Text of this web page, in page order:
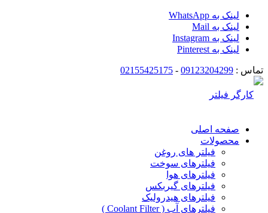
لینک به WhatsApp
لینک به Mail
لینک به Instagram
لینک به Pinterest
تماس : 09123204299
-
02155425175
صفحه اصلی
محصولات
فیلتر های روغن
فیلترهای سوخت
فیلترهای هوا
فیلترهای گیربکس
فیلترهای هیدرولیک
فیلترهای آب ( Coolant Filter )